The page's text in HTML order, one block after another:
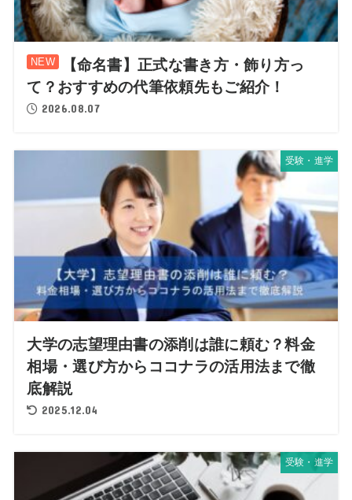
【命名書】正式な書き方・飾り方っ
て？おすすめの代筆依頼先もご紹介！
2026.08.07
受験・進学
大学の志望理由書の添削は誰に頼む？料金
相場・選び方からココナラの活用法まで徹
底解説
2025.12.04
受験・進学